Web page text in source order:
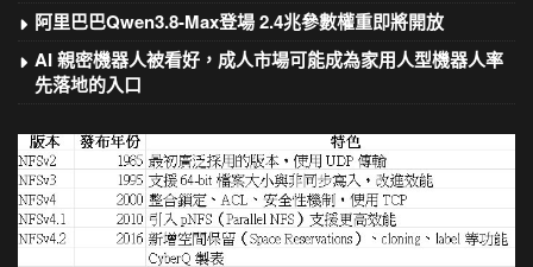
阿里巴巴Qwen3.8-Max登場 2.4兆參數權重即將開放
AI 親密機器人被看好，成人市場可能成為家用人型機器人率
先落地的入口